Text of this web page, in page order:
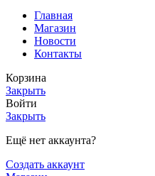
Главная
Магазин
Новости
Контакты
Корзина
Закрыть
Войти
Закрыть
Ещё нет аккаунта?
Создать аккаунт